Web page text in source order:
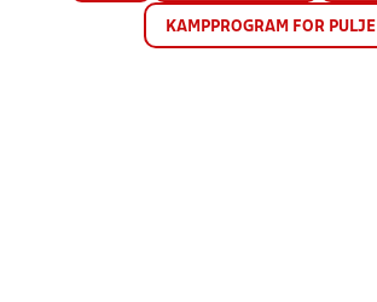
KAMPPROGRAM FOR PULJE